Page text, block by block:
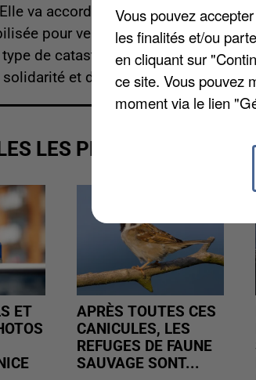
va accorder à la Fondation de
pour venir en aide aux victimes
type de catastrophe et la détresse
solidarité et de bienveillance ».
LES PLUS VUS
ET
APRÈS TOUTES CES
CANICULES, LES
REFUGES DE FAUNE
SAUVAGE SONT...
Vous pouvez
les finalités et/ou
en cliquant sur
ce site. Vous pouvez
moment via le lien